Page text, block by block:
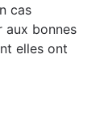
cas
aux bonnes
elles ont